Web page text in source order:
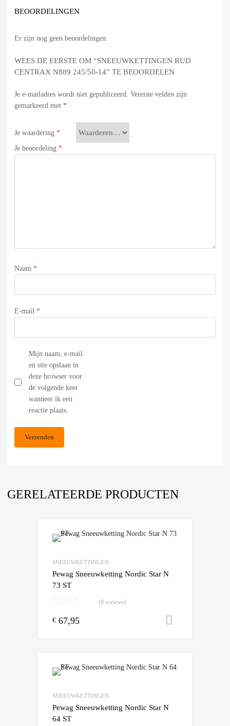
BEOORDELINGEN
Er zijn nog geen beoordelingen.
WEES DE EERSTE OM “SNEEUWKETTINGEN RUD
CENTRAX N889 245/50-14” TE BEOORDELEN
Je e-mailadres wordt niet gepubliceerd. Vereiste velden zijn
gemarkeerd met *
Je waardering *
Je beoordeling *
Naam *
E-mail *
Mijn naam, e-mail
en site opslaan in
deze browser voor
de volgende keer
wanneer ik een
reactie plaats.
GERELATEERDE PRODUCTEN
SNEEUWKETTINGEN
Pewag Sneeuwketting Nordic Star N
73 ST
(0 reviews)
€ 67,95
SNEEUWKETTINGEN
Pewag Sneeuwketting Nordic Star N
64 ST